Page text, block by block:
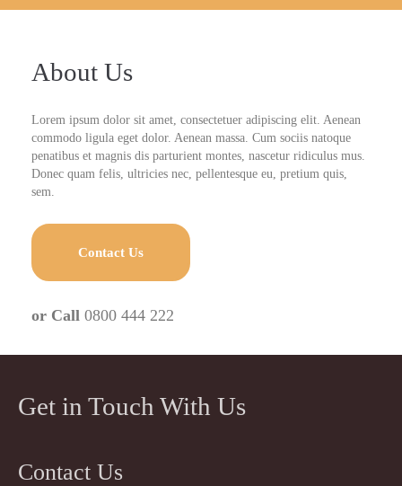
About Us
Lorem ipsum dolor sit amet, consectetuer adipiscing elit. Aenean
commodo ligula eget dolor. Aenean massa. Cum sociis natoque
penatibus et magnis dis parturient montes, nascetur ridiculus mus.
Donec quam felis, ultricies nec, pellentesque eu, pretium quis,
sem.
Contact Us
or Call 0800 444 222
Get in Touch With Us
Contact Us